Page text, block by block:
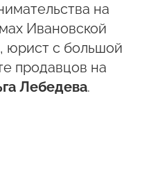
на
Ивановской
с большой
продавцов на
Лебедева.